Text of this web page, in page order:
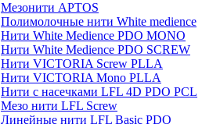
Мезонити APTOS
Полимолочные нити White medience
Нити White Medience PDO MONO
Нити White Medience PDO SCREW
Нити VICTORIA Screw PLLA
Нити VICTORIA Mono PLLA
Нити с насечками LFL 4D PDO PCL
Мезо нити LFL Screw
Линейные нити LFL Basic PDO